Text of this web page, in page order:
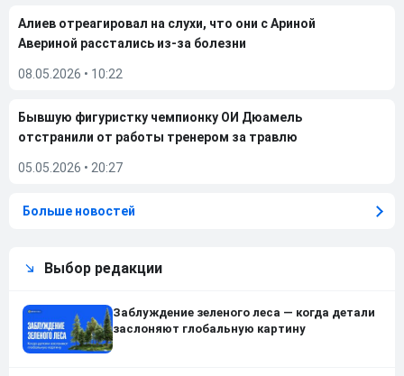
Алиев отреагировал на слухи, что они с Ариной
Авериной расстались из-за болезни
08.05.2026 • 10:22
Бывшую фигуристку чемпионку ОИ Дюамель
отстранили от работы тренером за травлю
05.05.2026 • 20:27
Больше новостей
Выбор редакции
Заблуждение зеленого леса — когда детали
заслоняют глобальную картину